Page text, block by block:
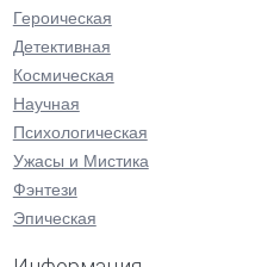
Героическая
Детективная
Космическая
Научная
Психологическая
Ужасы и Мистика
Фэнтези
Эпическая